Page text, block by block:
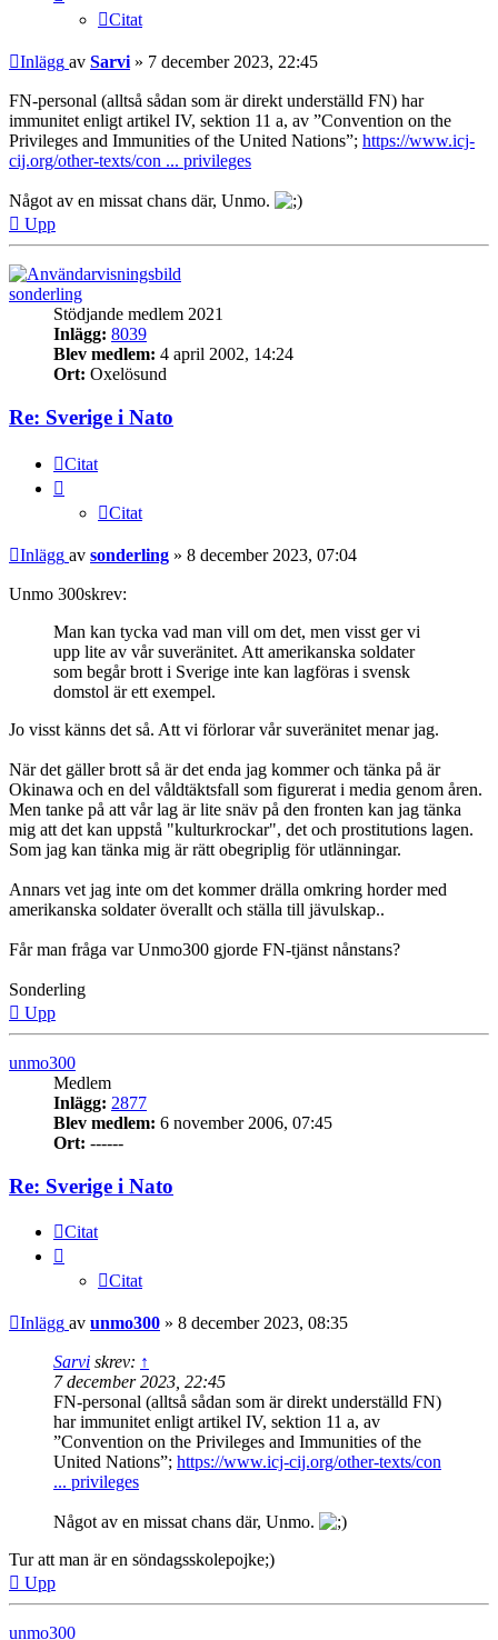
Citat
Inlägg av Sarvi » 7 december 2023, 22:45
FN-personal (alltså sådan som är direkt underställd FN) har
immunitet enligt artikel IV, sektion 11 a, av ”Convention on the
Privileges and Immunities of the United Nations”; https://www.icj-
cij.org/other-texts/con ... privileges
Något av en missat chans där, Unmo.
Upp
sonderling
Stödjande medlem 2021
Inlägg: 8039
Blev medlem: 4 april 2002, 14:24
Ort: Oxelösund
Re: Sverige i Nato
Citat
Citat
Inlägg av sonderling » 8 december 2023, 07:04
Unmo 300skrev:
Man kan tycka vad man vill om det, men visst ger vi
upp lite av vår suveränitet. Att amerikanska soldater
som begår brott i Sverige inte kan lagföras i svensk
domstol är ett exempel.
Jo visst känns det så. Att vi förlorar vår suveränitet menar jag.
När det gäller brott så är det enda jag kommer och tänka på är
Okinawa och en del våldtäktsfall som figurerat i media genom åren.
Men tanke på att vår lag är lite snäv på den fronten kan jag tänka
mig att det kan uppstå "kulturkrockar", det och prostitutions lagen.
Som jag kan tänka mig är rätt obegriplig för utlänningar.
Annars vet jag inte om det kommer drälla omkring horder med
amerikanska soldater överallt och ställa till jävulskap..
Får man fråga var Unmo300 gjorde FN-tjänst nånstans?
Sonderling
Upp
unmo300
Medlem
Inlägg: 2877
Blev medlem: 6 november 2006, 07:45
Ort: ------
Re: Sverige i Nato
Citat
Citat
Inlägg av unmo300 » 8 december 2023, 08:35
Sarvi skrev: ↑
7 december 2023, 22:45
FN-personal (alltså sådan som är direkt underställd FN)
har immunitet enligt artikel IV, sektion 11 a, av
”Convention on the Privileges and Immunities of the
United Nations”; https://www.icj-cij.org/other-texts/con
... privileges
Något av en missat chans där, Unmo.
Tur att man är en söndagsskolepojke;)
Upp
unmo300